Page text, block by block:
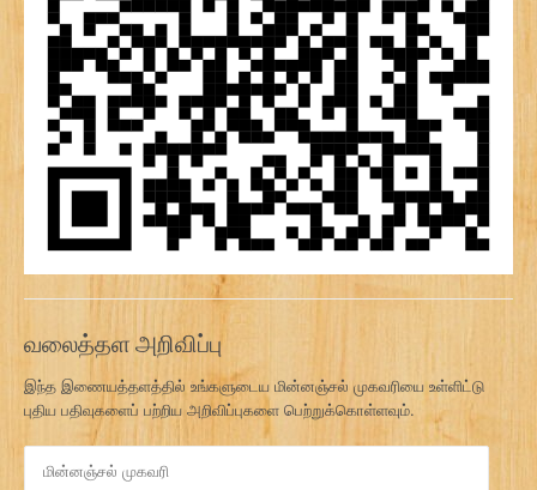
வலைத்தள அறிவிப்பு
இந்த இணையத்தளத்தில் உங்களுடைய மின்னஞ்சல் முகவரியை உள்ளிட்டு
புதிய பதிவுகளைப் பற்றிய அறிவிப்புகளை பெற்றுக்கொள்ளவும்.